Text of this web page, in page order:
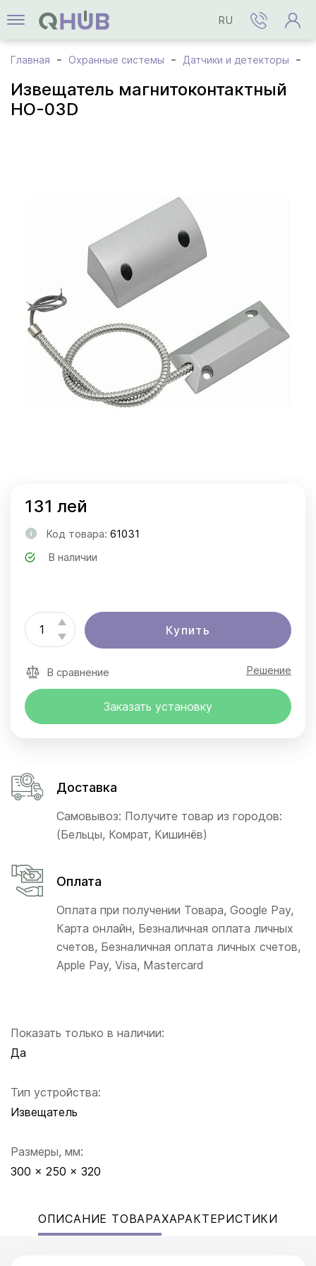
RU
Главная Охранные системы Датчики и детекторы
Извещатель магнитоконтактный
HO-03D
Показать только в наличии:
Да
Тип устройства:
Извещатель
Размеры, мм:
300 x 250 x 320
131 лей
Код товара: 61031
В наличии
Купить
В сравнение Решение
Заказать установку
Доставка
Самовывоз: Получите товар из городов:
(Бельцы, Комрат, Кишинёв)
Оплата
Оплата при получении Товара, Google Pay,
Карта онлайн, Безналичная оплата личных
счетов, Безналичная оплата личных счетов,
Apple Pay, Visa, Mastercard
ОПИСАНИЕ ТОВАРАХАРАКТЕРИСТИКИ